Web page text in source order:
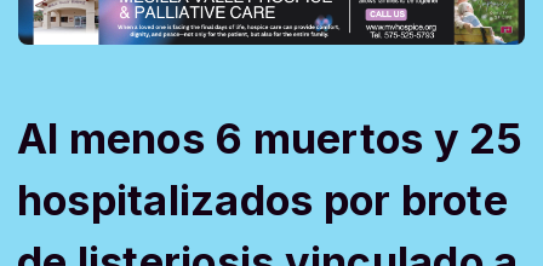
Al menos 6 muertos y 25
hospitalizados por brote